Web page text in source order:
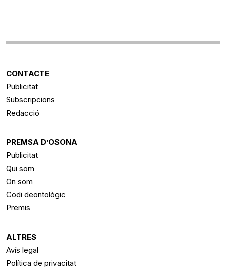
CONTACTE
Publicitat
Subscripcions
Redacció
PREMSA D’OSONA
Publicitat
Qui som
On som
Codi deontològic
Premis
ALTRES
Avís legal
Política de privacitat